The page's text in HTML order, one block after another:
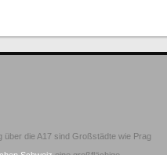
die A17 sind Großstädte wie Prag